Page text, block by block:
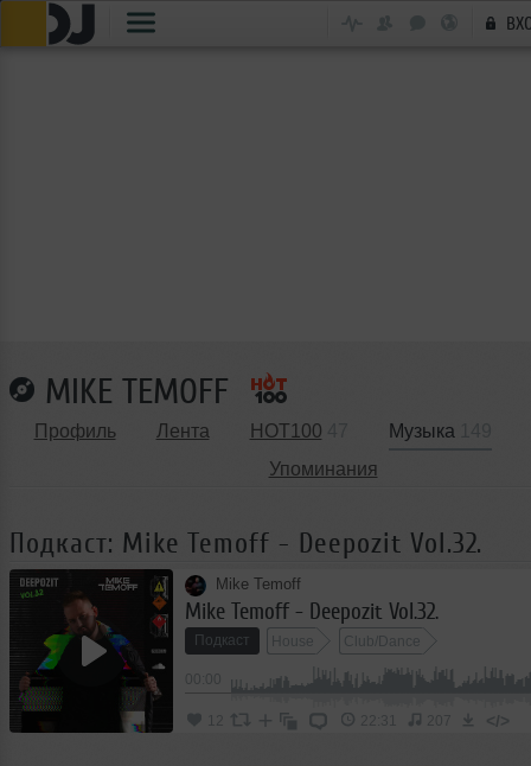
MIKE TEMOFF
Профиль Лента HOT100 Музыка
Упоминания
Подкаст: Mike Temoff - Deepozit Vol.32.
Mike Temoff
Mike Temoff - Deepozit Vol.32.
Подкаст House Club/Dance
12 22:31 207 </>